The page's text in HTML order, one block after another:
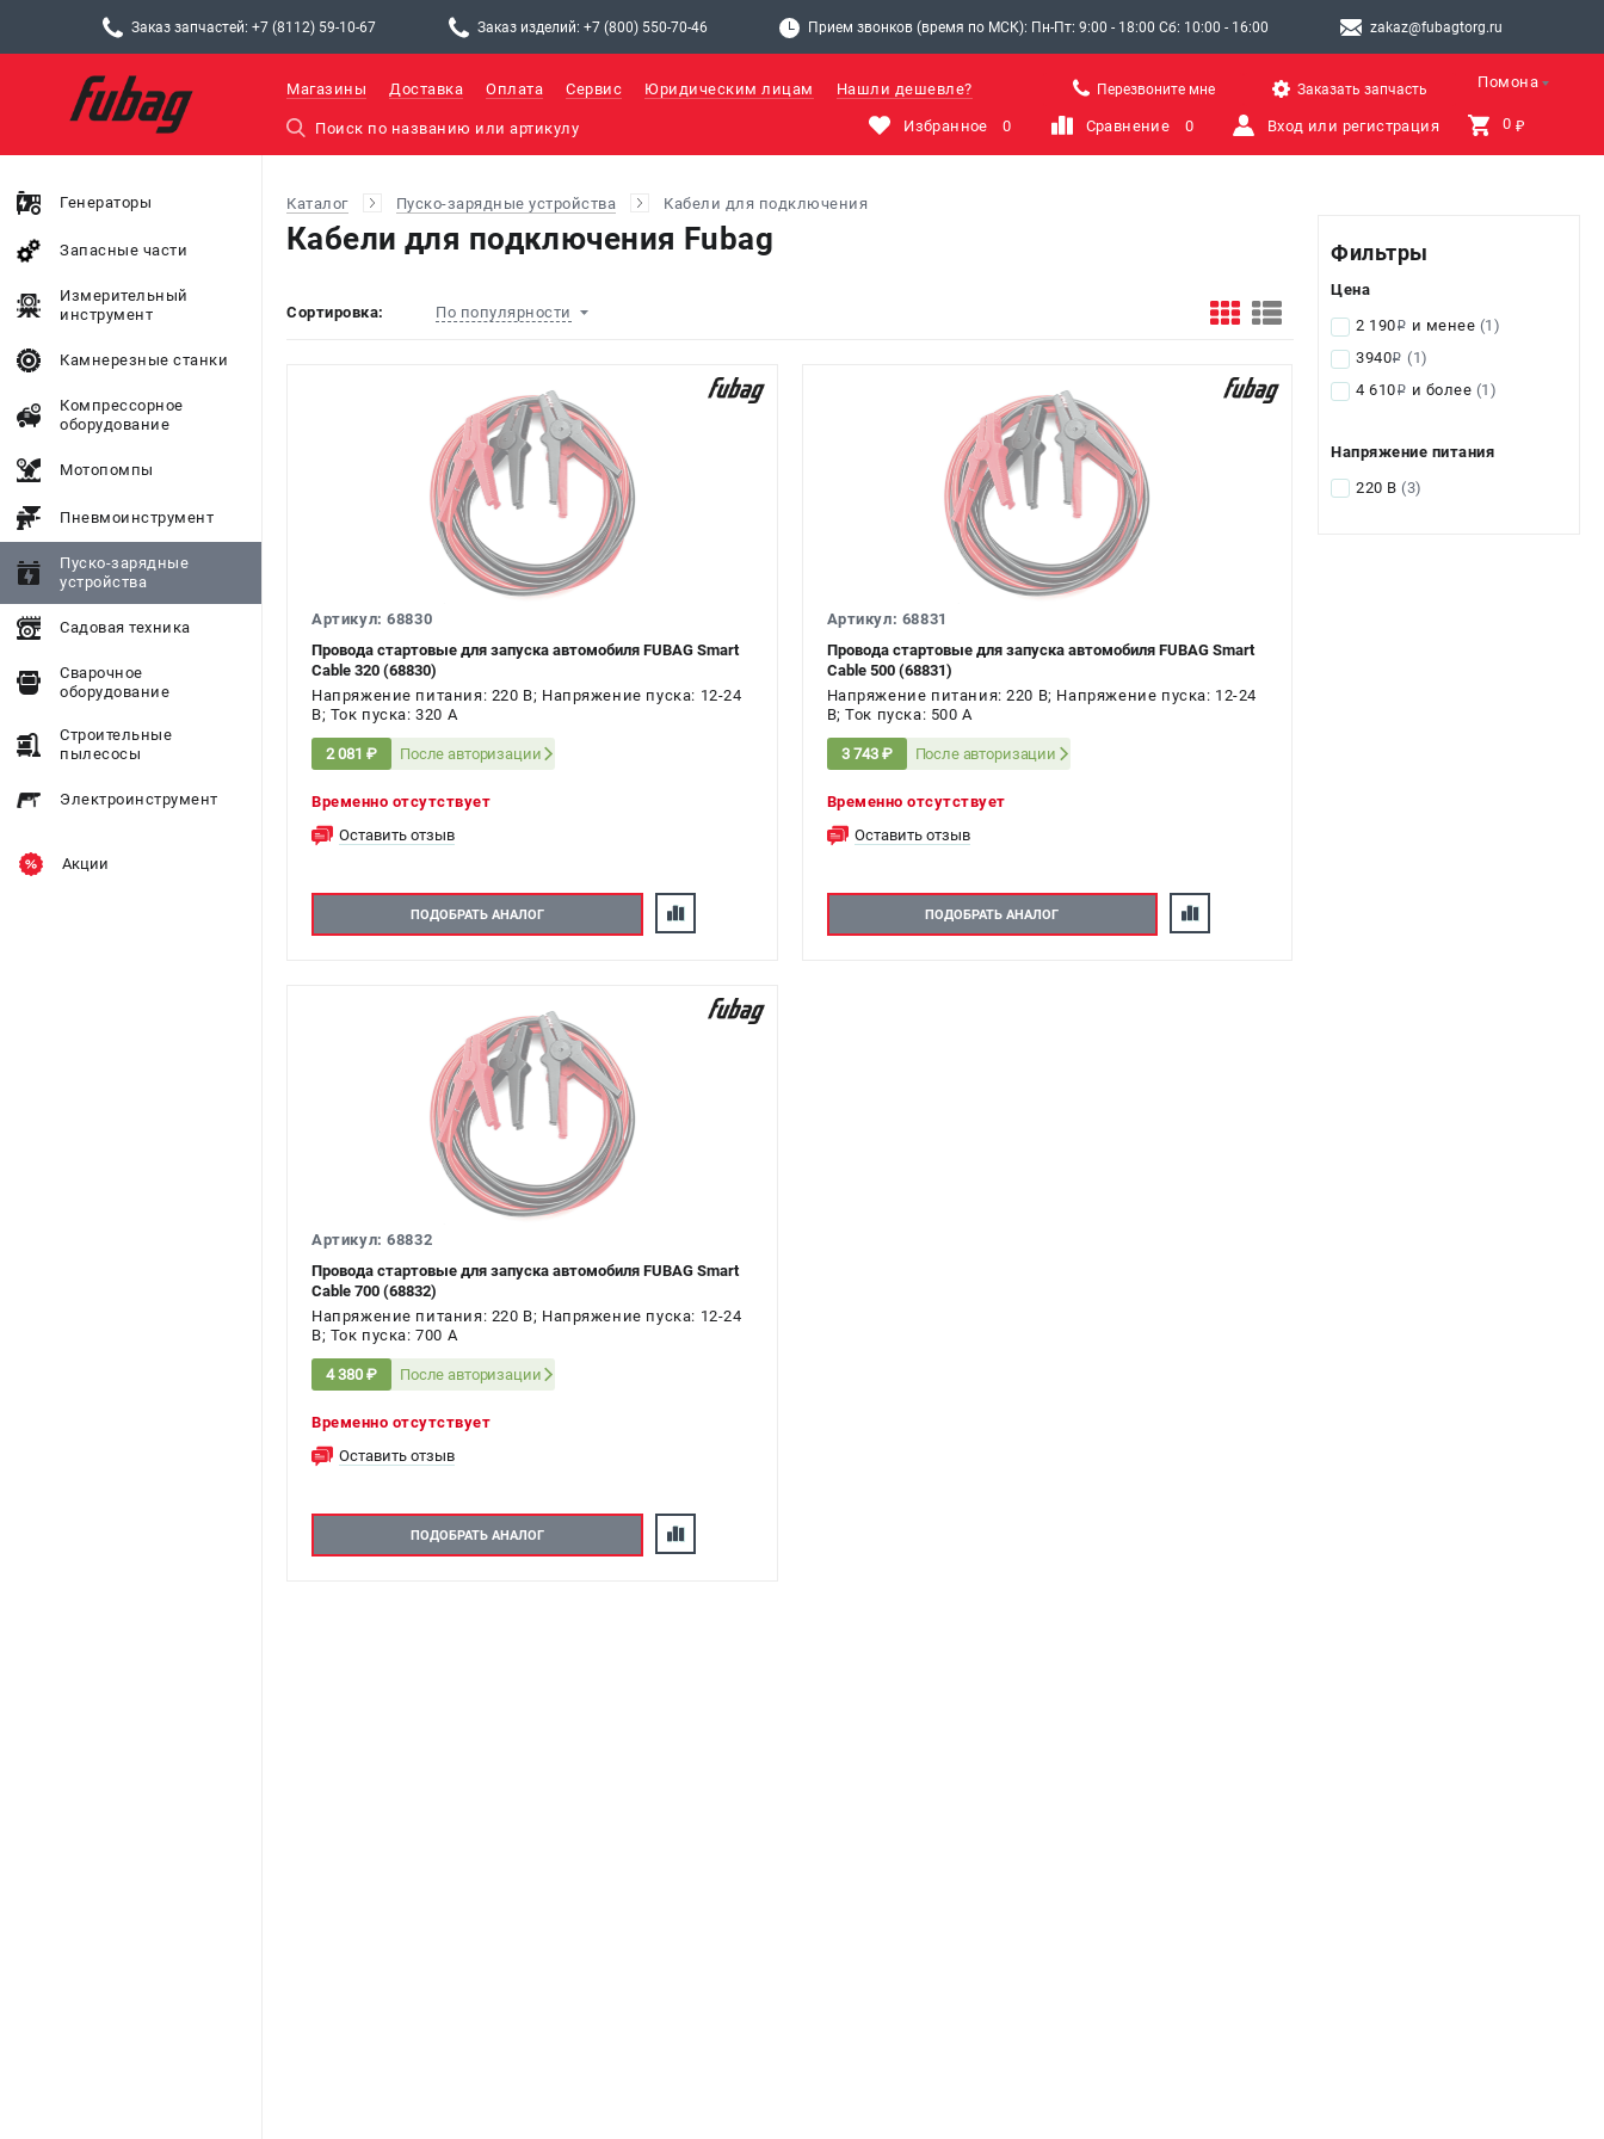
Заказ запчастей: +7 (8112) 59-10-67 Заказ изделий: +7 (800) 550-70-46 Прием звонков (время по МСК): Пн-Пт: 9:00 - 18:00 Сб: 10:00 - 16:00 zakaz@fubagtorg.ru
Помона
Магазины Доставка Оплата Сервис Юридическим лицам Нашли дешевле? Перезвоните мне Заказать запчасть
Избранное 0 Сравнение 0 Вход или регистрация 0 ₽
Генераторы
Запасные части
Измерительный
инструмент
Камнерезные станки
Компрессорное
оборудование
Мотопомпы
Пневмоинструмент
Пуско-зарядные
устройства
Садовая техника
Сварочное
оборудование
Строительные
пылесосы
Электроинструмент
Акции
Каталог Пуско-зарядные устройства Кабели для подключения
Кабели для подключения Fubag
Сортировка: По популярности
Артикул: 68830
Провода стартовые для запуска автомобиля FUBAG Smart
Cable 320 (68830)
Напряжение питания: 220 В; Напряжение пуска: 12-24
В; Ток пуска: 320 А
2 081 ₽ После авторизации
Временно отсутствует
Оставить отзыв
ПОДОБРАТЬ АНАЛОГ
Артикул: 68831
Провода стартовые для запуска автомобиля FUBAG Smart
Cable 500 (68831)
Напряжение питания: 220 В; Напряжение пуска: 12-24
В; Ток пуска: 500 А
3 743 ₽ После авторизации
Временно отсутствует
Оставить отзыв
ПОДОБРАТЬ АНАЛОГ
Артикул: 68832
Провода стартовые для запуска автомобиля FUBAG Smart
Cable 700 (68832)
Напряжение питания: 220 В; Напряжение пуска: 12-24
В; Ток пуска: 700 А
4 380 ₽ После авторизации
Временно отсутствует
Оставить отзыв
ПОДОБРАТЬ АНАЛОГ
Фильтры
Цена
2 190i и менее (1)
3940i (1)
4 610i и более (1)
Напряжение питания
220 В (3)